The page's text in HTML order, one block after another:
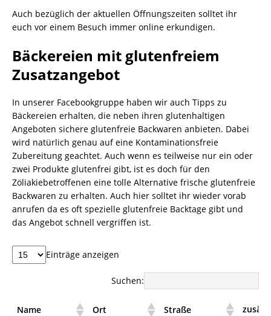
Auch bezüglich der aktuellen Öffnungszeiten solltet ihr
euch vor einem Besuch immer online erkundigen.
Bäckereien mit glutenfreiem
Zusatzangebot
In unserer Facebookgruppe haben wir auch Tipps zu
Bäckereien erhalten, die neben ihren glutenhaltigen
Angeboten sichere glutenfreie Backwaren anbieten. Dabei
wird natürlich genau auf eine Kontaminationsfreie
Zubereitung geachtet. Auch wenn es teilweise nur ein oder
zwei Produkte glutenfrei gibt, ist es doch für den
Zöliakiebetroffenen eine tolle Alternative frische glutenfreie
Backwaren zu erhalten. Auch hier solltet ihr wieder vorab
anrufen da es oft spezielle glutenfreie Backtage gibt und
das Angebot schnell vergriffen ist.
Einträge anzeigen
Suchen:
Name Ort Straße